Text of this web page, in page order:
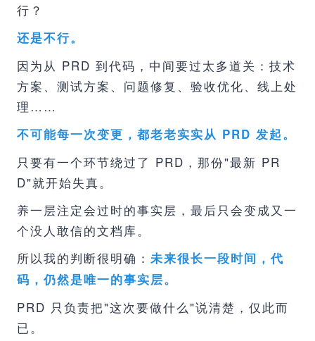
行？
还是不行。
因为从 PRD 到代码，中间要过太多道关：技术
方案、测试方案、问题修复、验收优化、线上处
理……
不可能每一次变更，都老老实实从 PRD 发起。
只要有一个环节绕过了 PRD，那份"最新 PR
D"就开始失真。
养一层注定会过时的事实层，最后只会变成又一
个没人敢信的文档库。
所以我的判断很明确： 未来很长一段时间，代
码，仍然是唯一的事实层。
PRD 只负责把"这次要做什么"说清楚，仅此而
已。